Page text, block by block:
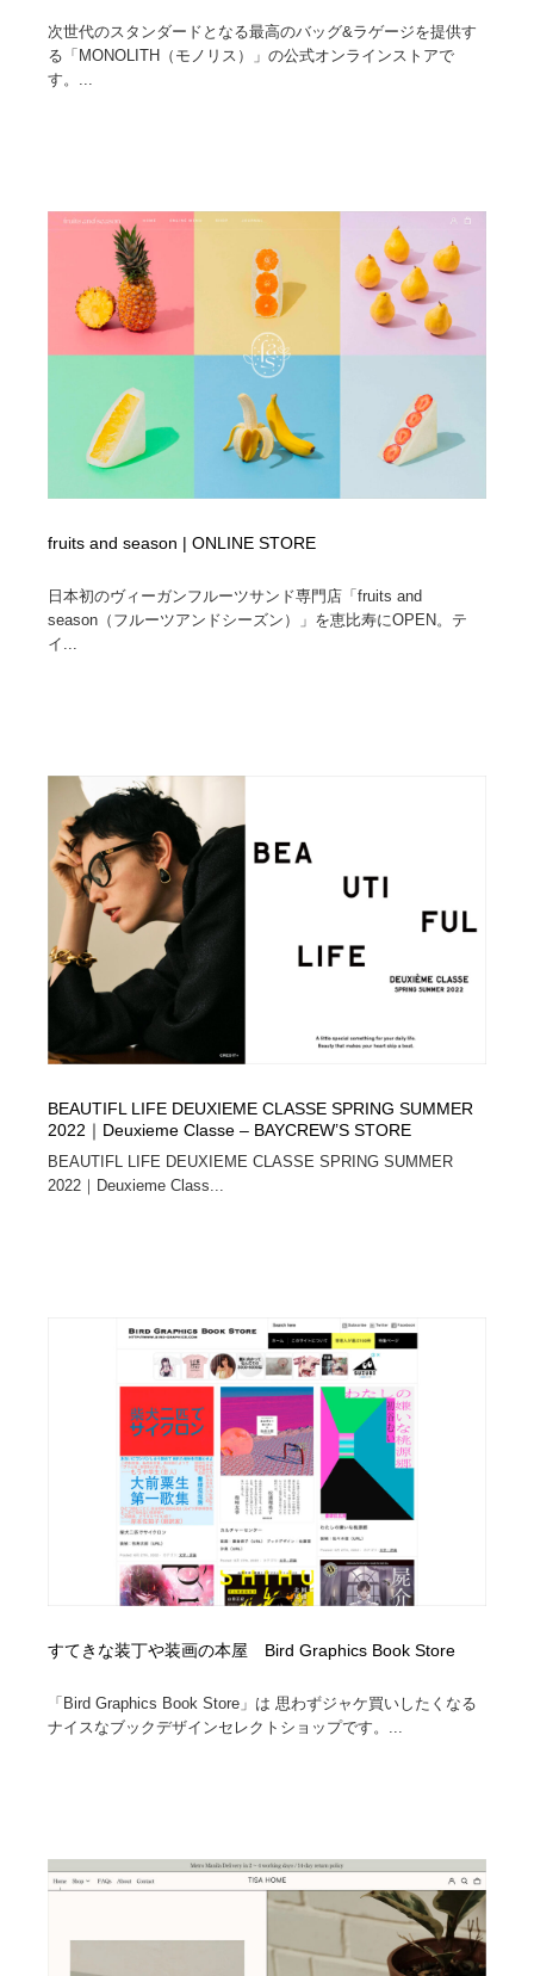
次世代のスタンダードとなる最高のバッグ&ラゲージを提供す
る「MONOLITH（モノリス）」の公式オンラインストアで
す。...
fruits and season | ONLINE STORE
日本初のヴィーガンフルーツサンド専門店「fruits and
season（フルーツアンドシーズン）」を恵比寿にOPEN。テ
イ...
BEAUTIFL LIFE DEUXIEME CLASSE SPRING SUMMER
2022｜Deuxieme Classe – BAYCREW’S STORE
BEAUTIFL LIFE DEUXIEME CLASSE SPRING SUMMER
2022｜Deuxieme Class...
すてきな装丁や装画の本屋 Bird Graphics Book Store
「Bird Graphics Book Store」は 思わずジャケ買いしたくなる
ナイスなブックデザインセレクトショップです。...